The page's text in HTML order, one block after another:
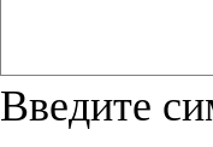
Введите